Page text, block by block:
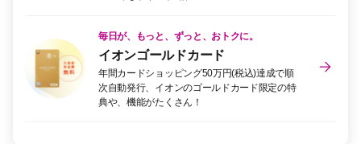
毎日が、もっと、ずっと、おトクに。
イオンゴールドカード
年間カードショッピング50万円(税込)達成で順
次自動発行、イオンのゴールドカード限定の特
典や、機能がたくさん！